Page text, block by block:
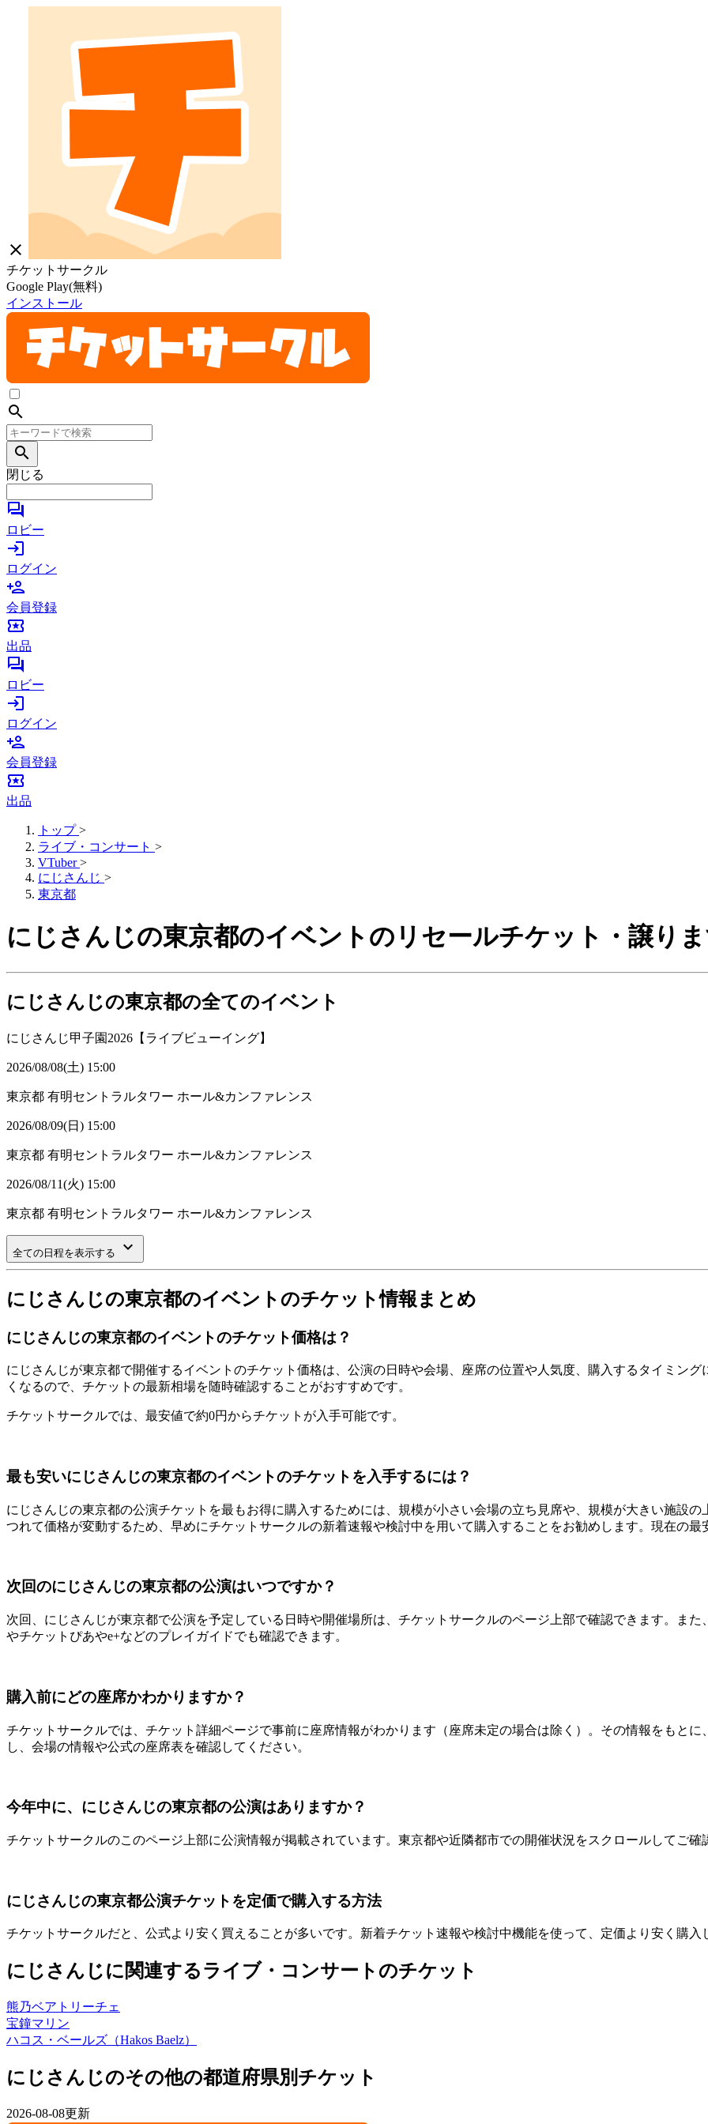
close
チケットサークル
Google Play(無料)
インストール
search
search
閉じる
forum
ロビー
login
ログイン
person_add
会員登録
local_activity
出品
forum
ロビー
login
ログイン
person_add
会員登録
local_activity
出品
トップ >
ライブ・コンサート >
VTuber >
にじさんじ >
東京都
にじさんじの東京都のイベントのリセールチケット・譲り
にじさんじの東京都の全てのイベント
にじさんじ甲子園2026【ライブビューイング】
2026/08/08(土) 15:00
東京都 有明セントラルタワー ホール&カンファレンス
2026/08/09(日) 15:00
東京都 有明セントラルタワー ホール&カンファレンス
2026/08/11(火) 15:00
東京都 有明セントラルタワー ホール&カンファレンス
全ての日程を表示する keyboard_arrow_down
にじさんじの東京都のイベントのチケット情報まとめ
にじさんじの東京都のイベントのチケット価格は？
にじさんじが東京都で開催するイベントのチケット価格は、公演の日時や会場、座席の位置や人気度、購入するタイミン
くなるので、チケットの最新相場を随時確認することがおすすめです。
チケットサークルでは、最安値で約0円からチケットが入手可能です。
最も安いにじさんじの東京都のイベントのチケットを入手するには？
にじさんじの東京都の公演チケットを最もお得に購入するためには、規模が小さい会場の立ち見席や、規模が大きい施設
つれて価格が変動するため、早めにチケットサークルの新着速報や検討中を用いて購入することをお勧めします。現在の最
次回のにじさんじの東京都の公演はいつですか？
次回、にじさんじが東京都で公演を予定している日時や開催場所は、チケットサークルのページ上部で確認できます。ま
やチケットぴあやe+などのプレイガイドでも確認できます。
購入前にどの座席かわかりますか？
チケットサークルでは、チケット詳細ページで事前に座席情報がわかります（座席未定の場合は除く）。その情報をもと
し、会場の情報や公式の座席表を確認してください。
今年中に、にじさんじの東京都の公演はありますか？
チケットサークルのこのページ上部に公演情報が掲載されています。東京都や近隣都市での開催状況をスクロールしてご確
にじさんじの東京都公演チケットを定価で購入する方法
チケットサークルだと、公式より安く買えることが多いです。新着チケット速報や検討中機能を使って、定価より安く購入
にじさんじに関連するライブ・コンサートのチケット
熊乃ベアトリーチェ
宝鐘マリン
ハコス・ベールズ（Hakos Baelz）
にじさんじのその他の都道府県別チケット
2026-08-08更新